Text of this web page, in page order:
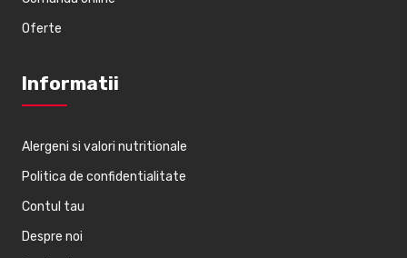
Oferte
Informatii
Alergeni si valori nutritionale
Politica de confidentialitate
Contul tau
Despre noi